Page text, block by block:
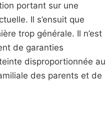
portant sur une
Il s’ensuit que
trop générale. Il n’est
de garanties
disproportionnée au
des parents et de